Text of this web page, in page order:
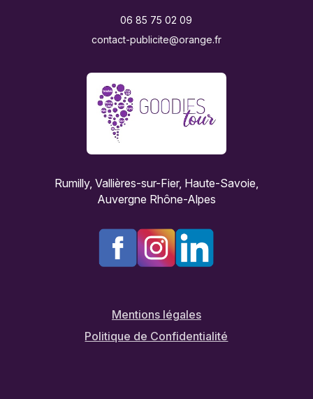
06 85 75 02 09
contact-publicite@orange.fr
Rumilly, Vallières-sur-Fier, Haute-Savoie,
Auvergne Rhône-Alpes
Mentions légales
Politique de Confidentialité